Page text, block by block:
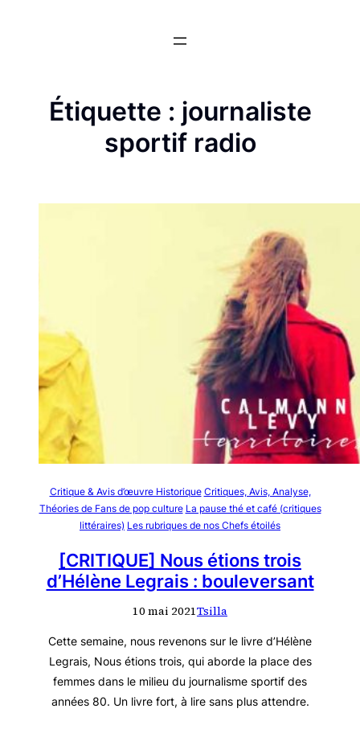
Étiquette : journaliste
sportif radio
Critique & Avis d’œuvre Historique Critiques, Avis, Analyse,
Théories de Fans de pop culture La pause thé et café (critiques
littéraires) Les rubriques de nos Chefs étoilés
[CRITIQUE] Nous étions trois
d’Hélène Legrais : bouleversant
10 mai 2021Tsilla
Cette semaine, nous revenons sur le livre d’Hélène
Legrais, Nous étions trois, qui aborde la place des
femmes dans le milieu du journalisme sportif des
années 80. Un livre fort, à lire sans plus attendre.